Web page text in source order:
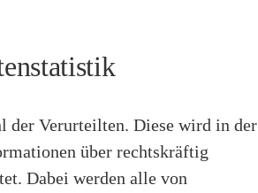
der Verurteilten. Diese wird in der
über rechtskräftig
Dabei werden alle von